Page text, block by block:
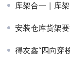
库架合一｜库架
安装仓库货架
得友鑫“四向穿梭车